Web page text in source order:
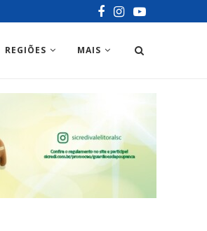
REGIÕES MAIS